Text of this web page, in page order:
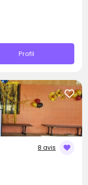
Profil
8 avis